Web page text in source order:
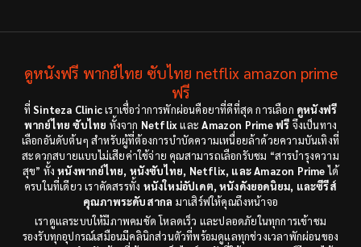
ดูหนังฟรี พากย์ไทย ซับไทย netflix amazon prime
ฟรี
ที่Sinteza Clinicเราเชื่อว่าการพักผ่อนคือยาที่ดีที่สุด การเลือก ดูหนังฟรี
พากย์ไทย ซับไทย ทั้งจาก NetflixและAmazon Prime ฟรี จึงเป็นทาง
เลือกอันดับต้นๆ สำหรับผู้ที่ต้องการบำบัดความเหนื่อยล้าด้วยความบันเทิงที่
สะดวกสบายแบบไม่เสียค่าใช้จ่าย คุณสามารถเลือกรับชม “สารบำรุงความ
สุข” ทั้งหนังพากย์ไทย, หนังซับไทย, Netflix, และ Amazon Primeได้
ครบในที่เดียว เราคัดสรรทั้ง หนังใหม่อัปเดต, หนังดังยอดนิยม, และซีรีส์
คุณภาพระดับสากล มาเสิร์ฟให้คุณถึงหน้าจอ
เราดูแลระบบให้มีภาพคมชัด โหลดเร็ว และปลอดภัยในทุกการเข้าชม
รองรับทุกอุปกรณ์เสมือนมีคลินิกส่วนตัวที่พร้อมดูแลทุกช่วงเวลาพักผ่อนของ